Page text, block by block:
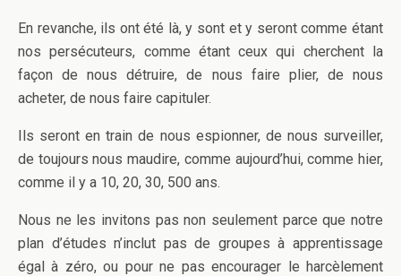
En revanche, ils ont été là, y sont et y seront comme étant
nos persécuteurs, comme étant ceux qui cherchent la
façon de nous détruire, de nous faire plier, de nous
acheter, de nous faire capituler.
Ils seront en train de nous espionner, de nous surveiller,
de toujours nous maudire, comme aujourd’hui, comme hier,
comme il y a 10, 20, 30, 500 ans.
Nous ne les invitons pas non seulement parce que notre
plan d’études n’inclut pas de groupes à apprentissage
égal à zéro, ou pour ne pas encourager le harcèlement